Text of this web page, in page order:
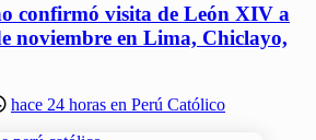
confirmó visita de León XIV a
noviembre en Lima, Chiclayo,
hace 24 horas en Perú Católico